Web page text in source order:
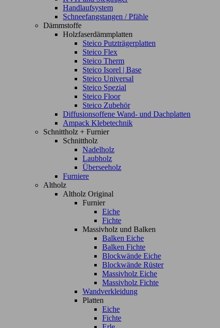
Handlaufsystem
Schneefangstangen / Pfähle
Dämmstoffe
Holzfaserdämmplatten
Steico Putzträgerplatten
Steico Flex
Steico Therm
Steico Isorel | Base
Steico Universal
Steico Spezial
Steico Floor
Steico Zubehör
Diffusionsoffene Wand- und Dachplatten
Ampack Klebetechnik
Schnittholz + Furnier
Schnittholz
Nadelholz
Laubholz
Überseeholz
Furniere
Altholz
Altholz Original
Furnier
Eiche
Fichte
Massivholz und Balken
Balken Eiche
Balken Fichte
Blockwände Eiche
Blockwände Rüster
Massivholz Eiche
Massivholz Fichte
Wandverkleidung
Platten
Eiche
Fichte